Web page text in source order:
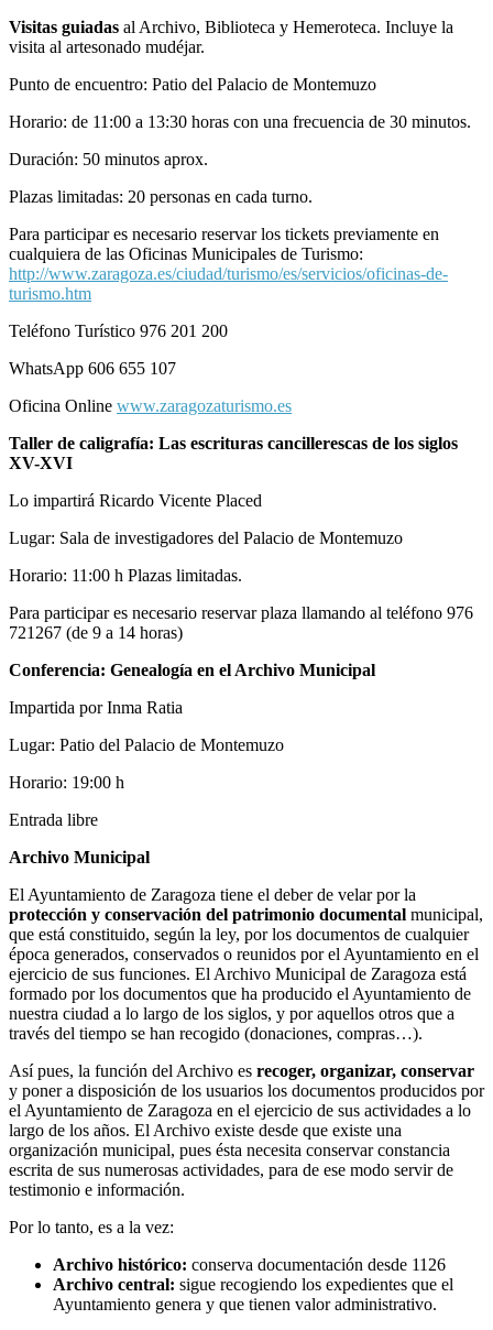
Visitas guiadas al Archivo, Biblioteca y Hemeroteca. Incluye la
visita al artesonado mudéjar.
Punto de encuentro: Patio del Palacio de Montemuzo
Horario: de 11:00 a 13:30 horas con una frecuencia de 30 minutos.
Duración: 50 minutos aprox.
Plazas limitadas: 20 personas en cada turno.
Para participar es necesario reservar los tickets previamente en
cualquiera de las Oficinas Municipales de Turismo:
http://www.zaragoza.es/ciudad/turismo/es/servicios/oficinas-de-
turismo.htm
Teléfono Turístico 976 201 200
WhatsApp 606 655 107
Oficina Online www.zaragozaturismo.es
Taller de caligrafía: Las escrituras cancillerescas de los siglos
XV-XVI
Lo impartirá Ricardo Vicente Placed
Lugar: Sala de investigadores del Palacio de Montemuzo
Horario: 11:00 h Plazas limitadas.
Para participar es necesario reservar plaza llamando al teléfono 976
721267 (de 9 a 14 horas)
Conferencia: Genealogía en el Archivo Municipal
Impartida por Inma Ratia
Lugar: Patio del Palacio de Montemuzo
Horario: 19:00 h
Entrada libre
Archivo Municipal
El Ayuntamiento de Zaragoza tiene el deber de velar por la
protección y conservación del patrimonio documental municipal,
que está constituido, según la ley, por los documentos de cualquier
época generados, conservados o reunidos por el Ayuntamiento en el
ejercicio de sus funciones. El Archivo Municipal de Zaragoza está
formado por los documentos que ha producido el Ayuntamiento de
nuestra ciudad a lo largo de los siglos, y por aquellos otros que a
través del tiempo se han recogido (donaciones, compras…).
Así pues, la función del Archivo es recoger, organizar, conservar
y poner a disposición de los usuarios los documentos producidos por
el Ayuntamiento de Zaragoza en el ejercicio de sus actividades a lo
largo de los años. El Archivo existe desde que existe una
organización municipal, pues ésta necesita conservar constancia
escrita de sus numerosas actividades, para de ese modo servir de
testimonio e información.
Por lo tanto, es a la vez:
Archivo histórico: conserva documentación desde 1126
Archivo central: sigue recogiendo los expedientes que el
Ayuntamiento genera y que tienen valor administrativo.